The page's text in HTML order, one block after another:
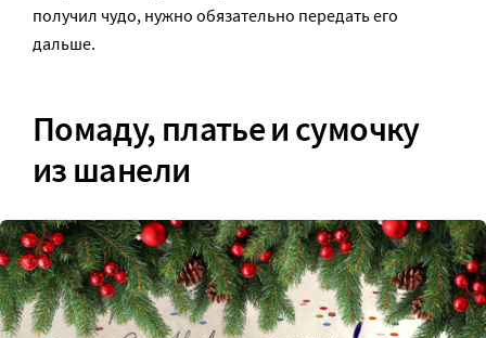
получил чудо, нужно обязательно передать его
дальше.
Помаду, платье и сумочку
из шанели